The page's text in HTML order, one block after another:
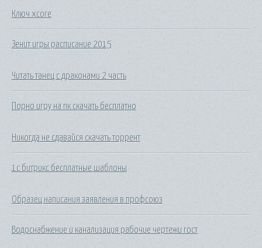
Ключ xcore
Зенит игры расписание 2015
Читать танец с драконами 2 часть
Порно игру на пк скачать бесплатно
Никогда не сдавайся скачать торрент
1с битрикс бесплатные шаблоны
Образец написания заявления в профсоюз
Водоснабжение и канализация рабочие чертежи гост